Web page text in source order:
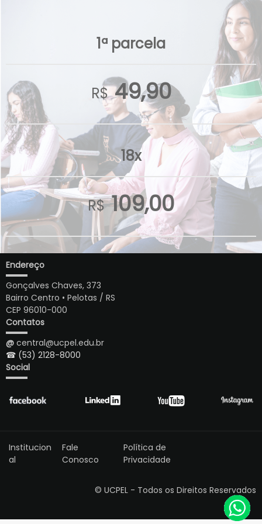
1ª parcela
R$ 49,90
18x
R$ 109,00
Endereço
Gonçalves Chaves, 373
Bairro Centro • Pelotas / RS
CEP 96010-000
Contatos
@ central@ucpel.edu.br
☎ (53) 2128-8000
Social
Institucion
al
Fale
Conosco
Política de
Privacidade
© UCPEL - Todos os Direitos Reservados